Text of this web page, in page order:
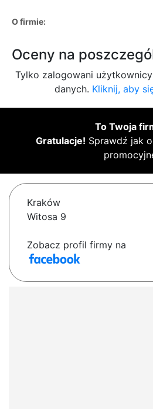
O firmie:
Oceny na
Tylko zalogowani
danych. Kliknij, aby
To Twoja
Gratulacje! Sprawdź jak
Kraków
Witosa 9
Zobacz profil firmy na